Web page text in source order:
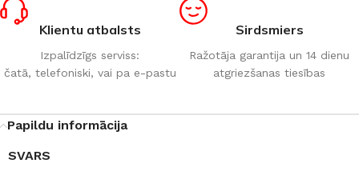
Klientu atbalsts
Izpalīdzīgs serviss:
čatā, telefoniski, vai pa e-pastu
Sirdsmiers
Ražotāja garantija un 14 dienu
atgriezšanas tiesības
Papildu informācija
SVARS